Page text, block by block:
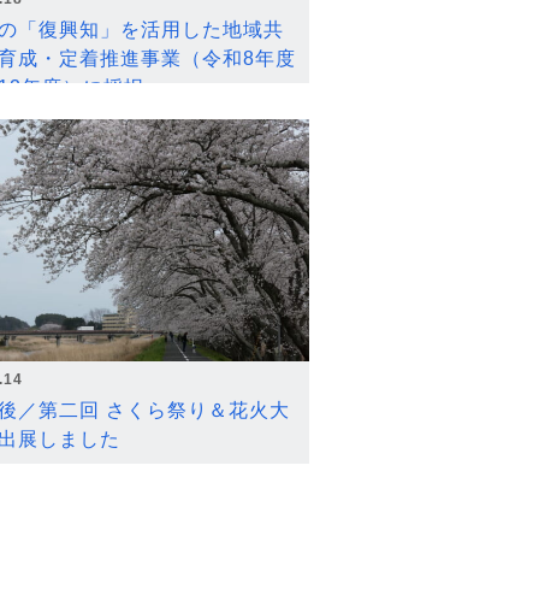
「復興知」を活用した地域共
成・定着推進事業（令和8年度
年度）に採択
／第二回 さくら祭り＆花火大
展しました